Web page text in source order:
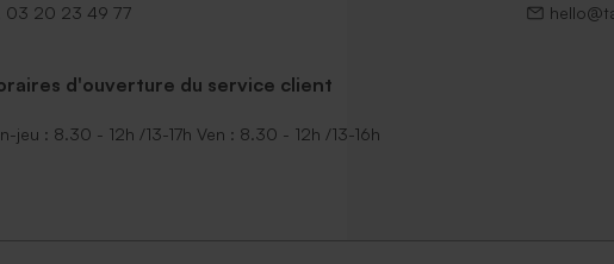
03 20 23 49 77
d'ouverture du service client
jeu : 8.30 - 12h /13-17h Ven : 8.30 - 12h /13-16h